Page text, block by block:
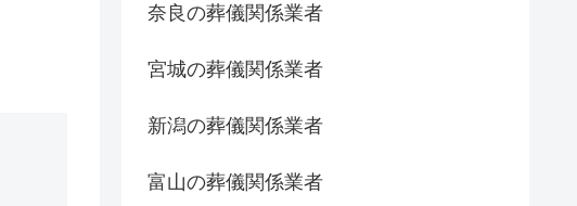
奈良の葬儀関係業者
宮城の葬儀関係業者
新潟の葬儀関係業者
富山の葬儀関係業者